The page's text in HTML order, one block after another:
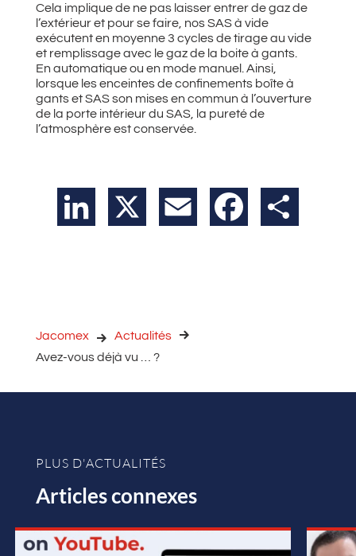
Cela implique de ne pas laisser entrer de gaz de
l’extérieur et pour se faire, nos SAS à vide
exécutent en moyenne 3 cycles de tirage au vide
et remplissage avec le gaz de la boite à gants.
En automatique ou en mode manuel. Ainsi,
lorsque les enceintes de confinements boîte à
gants et SAS son mises en commun à l’ouverture
de la porte intérieur du SAS, la pureté de
l’atmosphère est conservée.
LinkedIn Email Facebook
Jacomex
Actualités
Avez-vous déjà vu … ?
PLUS D'ACTUALITÉS
Articles connexes